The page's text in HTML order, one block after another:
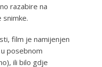
razabire na
film je namijenjen
posebnom
ili bilo gdje